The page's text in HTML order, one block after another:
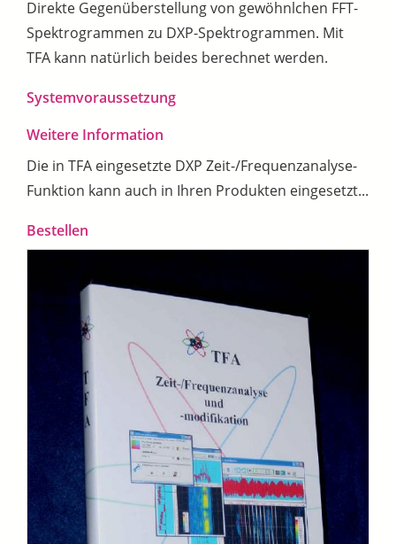
Direkte Gegenüberstellung von gewöhnlchen FFT-
Spektrogrammen zu DXP-Spektrogrammen. Mit
TFA kann natürlich beides berechnet werden.
Systemvoraussetzung
Weitere Information
Die in TFA eingesetzte DXP Zeit-/Frequenzanalyse-
Funktion kann auch in Ihren Produkten eingesetzt...
Bestellen